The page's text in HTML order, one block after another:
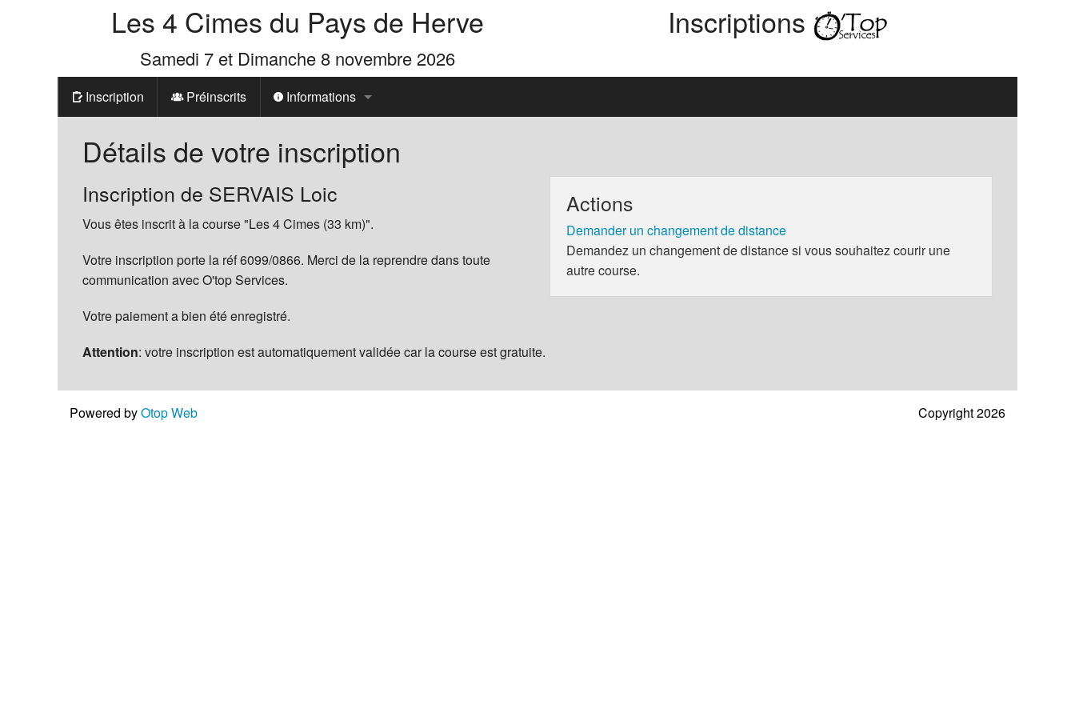
Les 4 Cimes du Pays de Herve
Samedi 7 et Dimanche 8 novembre 2026
Inscriptions
Inscription Préinscrits Informations
La Boutique des 4 Cimes
Détails de votre inscription
Inscription de SERVAIS Loic
Vous êtes inscrit à la course "Les 4 Cimes (33 km)".
Votre inscription porte la réf 6099/0866. Merci de la reprendre dans toute
communication avec O'top Services.
Votre paiement a bien été enregistré.
Actions
Demander un changement de distance
Demandez un changement de distance si vous souhaitez courir une
autre course.
Attention: votre inscription est automatiquement validée car la course est gratuite.
Powered byOtop Web Copyright 2026